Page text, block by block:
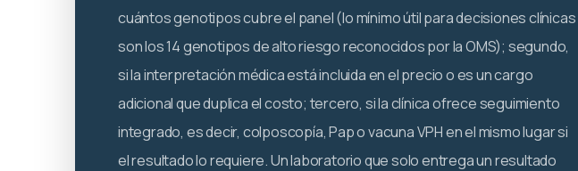
cuántos genotipos cubre el panel (lo mínimo útil para decisiones clínicas
son los 14 genotipos de alto riesgo reconocidos por la OMS); segundo,
si la interpretación médica está incluida en el precio o es un cargo
adicional que duplica el costo; tercero, si la clínica ofrece seguimiento
integrado, es decir, colposcopía, Pap o vacuna VPH en el mismo lugar si
el resultado lo requiere. Un laboratorio que solo entrega un resultado